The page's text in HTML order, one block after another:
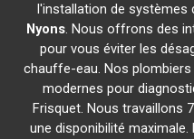
l'installation de systèmes
Nyons. Nous offrons des
pour vous éviter les
chauffe-eau. Nos
modernes pour
Frisquet. Nous travaillons
une disponibilité